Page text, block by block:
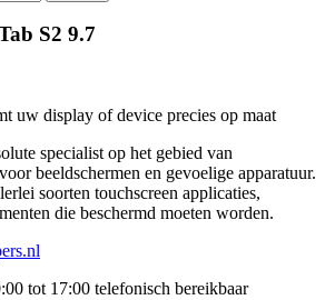
S2 9.7
uw display of device precies op maat
specialist op het gebied van
beeldschermen en gevoelige apparatuur.
soorten touchscreen applicaties,
die beschermd moeten worden.
tot 17:00 telefonisch bereikbaar